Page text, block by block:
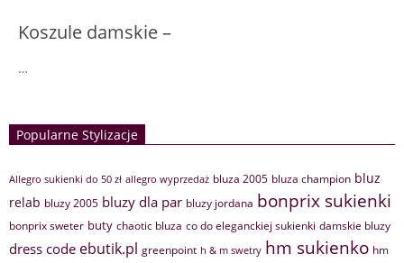
Koszule damskie –
…
Popularne Stylizacje
Allegro sukienki do 50 zł allegro wyprzedaż bluza 2005 bluza champion bluz
relab bluzy 2005 bluzy dla par bluzy jordana bonprix sukienki
bonprix sweter buty chaotic bluza co do eleganckiej sukienki damskie bluzy
dress code ebutik.pl greenpoint h & m swetry hm sukienko hm